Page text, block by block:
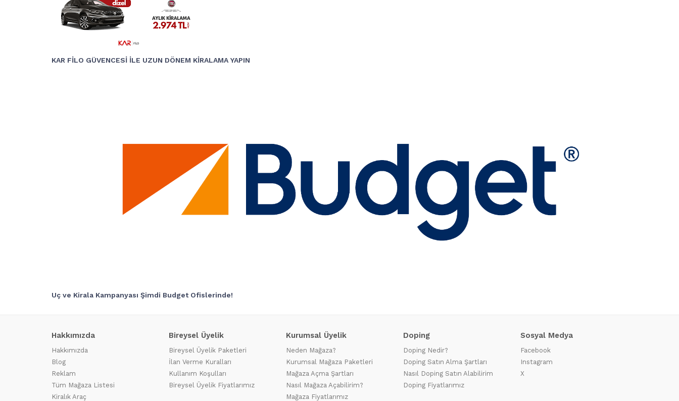
KAR FİLO GÜVENCESİ İLE UZUN DÖNEM KİRALAMA YAPIN
Uç ve Kirala Kampanyası Şimdi Budget Ofislerinde!
Hakkımızda
Hakkımızda
Blog
Reklam
Tüm Mağaza Listesi
Kiralık Araç
Bireysel Üyelik
Bireysel Üyelik Paketleri
İlan Verme Kuralları
Kullanım Koşulları
Bireysel Üyelik Fiyatlarımız
Kurumsal Üyelik
Neden Mağaza?
Kurumsal Mağaza Paketleri
Mağaza Açma Şartları
Nasıl Mağaza Açabilirim?
Mağaza Fiyatlarımız
Doping
Doping Nedir?
Doping Satın Alma Şartları
Nasıl Doping Satın Alabilirim
Doping Fiyatlarımız
Sosyal Medya
Facebook
Instagram
X